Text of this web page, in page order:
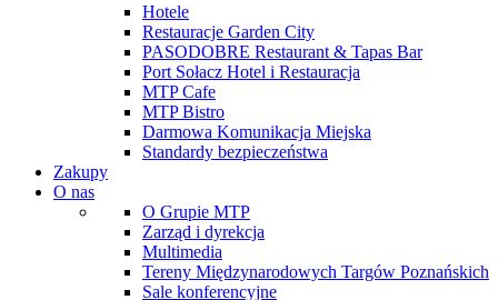
Hotele
Restauracje Garden City
PASODOBRE Restaurant & Tapas Bar
Port Sołacz Hotel i Restauracja
MTP Cafe
MTP Bistro
Darmowa Komunikacja Miejska
Standardy bezpieczeństwa
Zakupy
O nas
O Grupie MTP
Zarząd i dyrekcja
Multimedia
Tereny Międzynarodowych Targów Poznańskich
Sale konferencyjne